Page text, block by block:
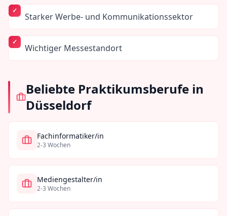
Starker Werbe- und Kommunikationssektor
Wichtiger Messestandort
Beliebte Praktikumsberufe in
Düsseldorf
Fachinformatiker/in
2-3 Wochen
Mediengestalter/in
2-3 Wochen